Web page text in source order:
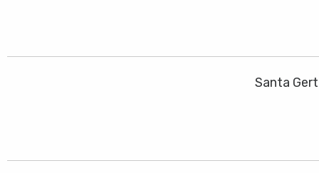
Santa